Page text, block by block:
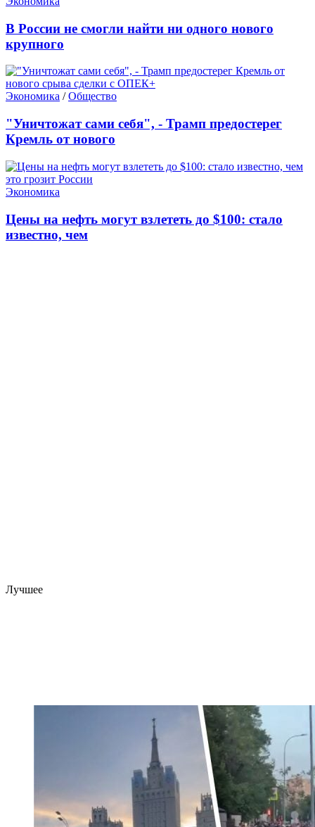
В России не смогли найти ни одного нового
крупного
Экономика /Общество
"Уничтожат сами себя", - Трамп предостерег
Кремль от нового
Экономика
Цены на нефть могут взлететь до $100: стало
известно, чем
Лучшее